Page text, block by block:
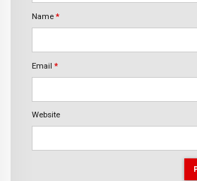
Name *
Email *
Website